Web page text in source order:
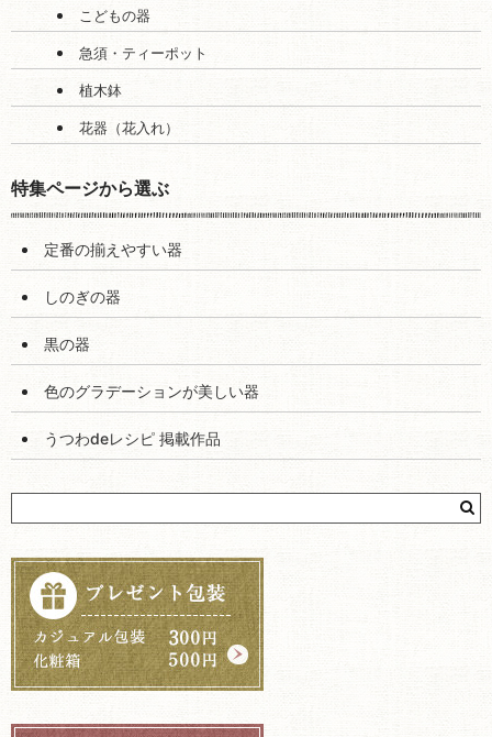
こどもの器
急須・ティーポット
植木鉢
花器（花入れ）
特集ページから選ぶ
定番の揃えやすい器
しのぎの器
黒の器
色のグラデーションが美しい器
うつわdeレシピ 掲載作品